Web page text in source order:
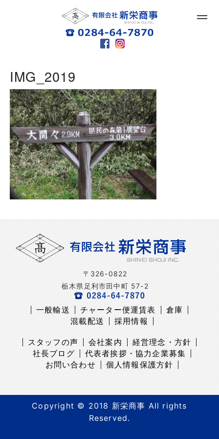
IMG_2019
〒326-0822
栃木県足利市田中町 57-2
一般輸送 チャーター便運賃表
倉庫
混載配送
採用情報
スタッフの声 会社案内
経営理念・方針
社長ブログ
代表者挨拶・協力企業募集
お問い合わせ
個人情報保護方針
Copyright © 2018 新栄商事 All rights
Reserved.